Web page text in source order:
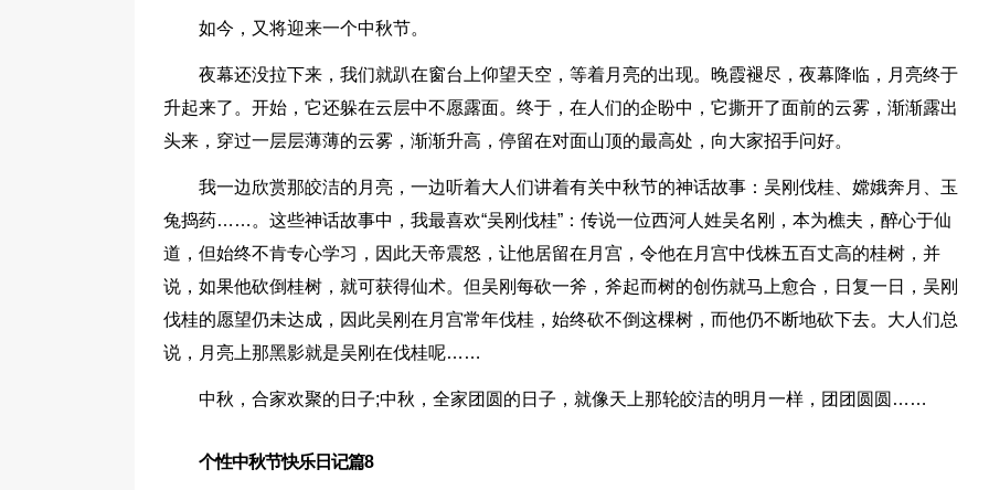
如今，又将迎来一个中秋节。
夜幕还没拉下来，我们就趴在窗台上仰望天空，等着月亮的出现。晚霞褪尽，夜幕降临，月亮终于
升起来了。开始，它还躲在云层中不愿露面。终于，在人们的企盼中，它撕开了面前的云雾，渐渐露出
头来，穿过一层层薄薄的云雾，渐渐升高，停留在对面山顶的最高处，向大家招手问好。
我一边欣赏那皎洁的月亮，一边听着大人们讲着有关中秋节的神话故事：吴刚伐桂、嫦娥奔月、玉
兔捣药……。这些神话故事中，我最喜欢“吴刚伐桂”：传说一位西河人姓吴名刚，本为樵夫，醉心于仙
道，但始终不肯专心学习，因此天帝震怒，让他居留在月宫，令他在月宫中伐株五百丈高的桂树，并
说，如果他砍倒桂树，就可获得仙术。但吴刚每砍一斧，斧起而树的创伤就马上愈合，日复一日，吴刚
伐桂的愿望仍未达成，因此吴刚在月宫常年伐桂，始终砍不倒这棵树，而他仍不断地砍下去。大人们总
说，月亮上那黑影就是吴刚在伐桂呢……
中秋，合家欢聚的日子;中秋，全家团圆的日子，就像天上那轮皎洁的明月一样，团团圆圆……
个性中秋节快乐日记篇8